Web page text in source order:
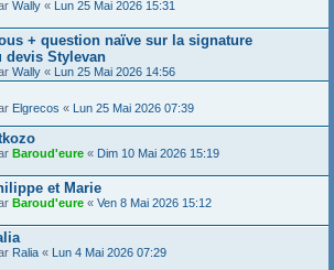
Wally « Lun 25 Mai 2026 15:31
+ question naïve sur la signature
devis Stylevan
Wally « Lun 25 Mai 2026 14:56
Elgrecos « Lun 25 Mai 2026 07:39
Baroud'eure « Dim 10 Mai 2026 15:19
et Marie
Baroud'eure « Ven 8 Mai 2026 15:12
Ralia « Lun 4 Mai 2026 07:29